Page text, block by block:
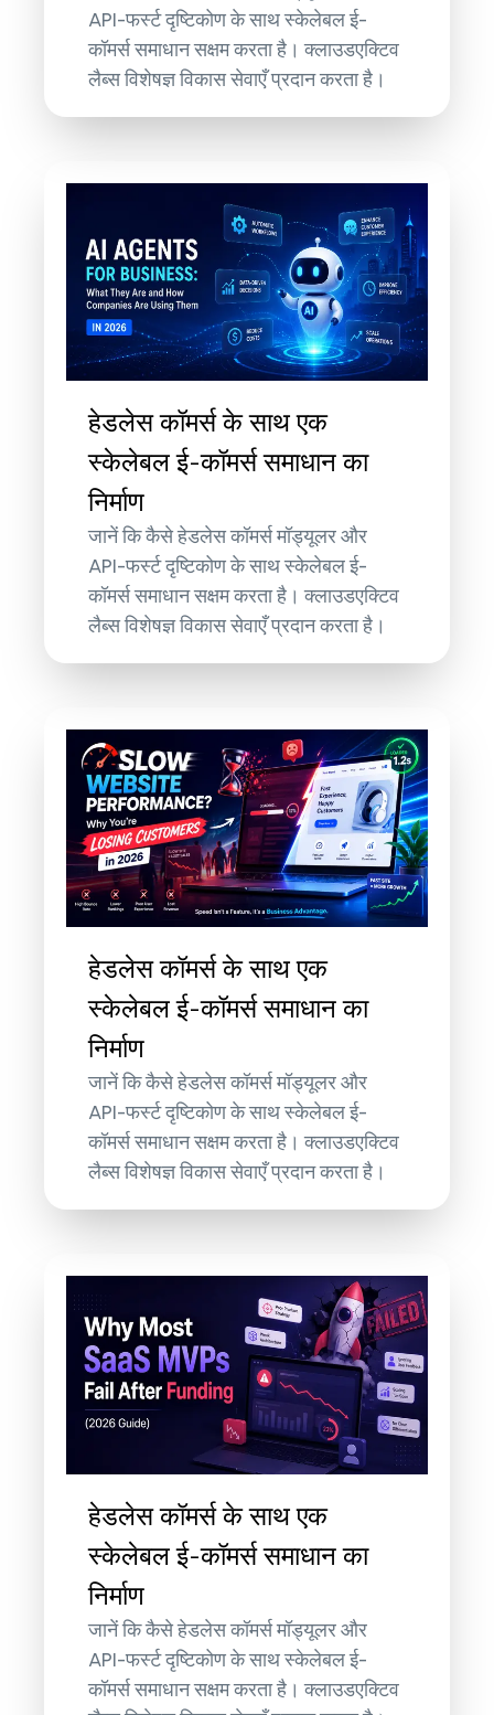
API-फर्स्ट दृष्टिकोण के साथ स्केलेबल ई-
कॉमर्स समाधान सक्षम करता है। क्लाउडएक्टिव
लैब्स विशेषज्ञ विकास सेवाएँ प्रदान करता है।
हेडलेस कॉमर्स के साथ एक
स्केलेबल ई-कॉमर्स समाधान का
निर्माण
जानें कि कैसे हेडलेस कॉमर्स मॉड्यूलर और
API-फर्स्ट दृष्टिकोण के साथ स्केलेबल ई-
कॉमर्स समाधान सक्षम करता है। क्लाउडएक्टिव
लैब्स विशेषज्ञ विकास सेवाएँ प्रदान करता है।
हेडलेस कॉमर्स के साथ एक
स्केलेबल ई-कॉमर्स समाधान का
निर्माण
जानें कि कैसे हेडलेस कॉमर्स मॉड्यूलर और
API-फर्स्ट दृष्टिकोण के साथ स्केलेबल ई-
कॉमर्स समाधान सक्षम करता है। क्लाउडएक्टिव
लैब्स विशेषज्ञ विकास सेवाएँ प्रदान करता है।
हेडलेस कॉमर्स के साथ एक
स्केलेबल ई-कॉमर्स समाधान का
निर्माण
जानें कि कैसे हेडलेस कॉमर्स मॉड्यूलर और
API-फर्स्ट दृष्टिकोण के साथ स्केलेबल ई-
कॉमर्स समाधान सक्षम करता है। क्लाउडएक्टिव